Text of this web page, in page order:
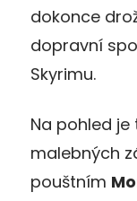
dokonce
dopravní
Skyrimu.
Na pohled
malebných
pouštním